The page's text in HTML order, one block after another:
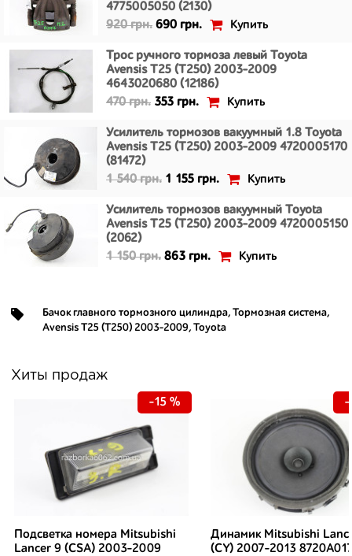
4775005050 (2130)
920 грн. 690 грн. Купить
Трос ручного тормоза левый Toyota
Avensis T25 (T250) 2003-2009
4643020680 (12186)
470 грн. 353 грн. Купить
Усилитель тормозов вакуумный 1.8 Toyota
Avensis T25 (T250) 2003-2009 4720005170
(81472)
1 540 грн. 1 155 грн. Купить
Усилитель тормозов вакуумный Toyota
Avensis T25 (T250) 2003-2009 4720005150
(2062)
1 150 грн. 863 грн. Купить
Бачок главного тормозного цилиндра, Тормозная система,
Avensis T25 (T250) 2003-2009, Toyota
Хиты продаж
Подсветка номера Mitsubishi
Lancer 9 (CSA) 2003-2009
-15 %
Динамик Mitsubishi
(CY) 2007-2013
-